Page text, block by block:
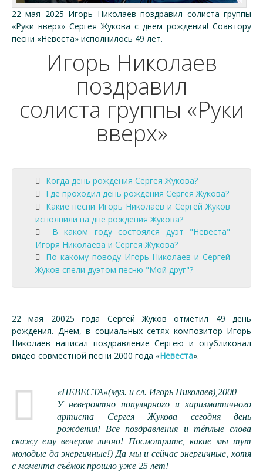
22 мая 2025 Игорь Николаев поздравил солиста группы
«Руки вверх» Сергея Жукова с днем рождения! Соавтору
песни «Невеста» исполнилось 49 лет.
Игорь Николаев
поздравил
солиста группы «Руки
вверх»
Когда день рождения Сергея Жукова?
Где проходил день рождения Сергея Жукова?
Какие песни Игорь Николаев и Сергей Жуков
исполнили на дне рождения Жукова?
В каком году состоялся дуэт "Невеста"
Игоря Николаева и Сергея Жукова?
По какому поводу Игорь Николаев и Сергей
Жуков спели дуэтом песню "Мой друг"?
22 мая 20025 года Сергей Жуков отметил 49 день
рождения. Днем, в социальных сетях композитор Игорь
Николаев написал поздравление Сергею и опубликовал
видео совместной песни 2000 года «Невеста».
«НЕВЕСТА»(муз. и сл. Игорь Николаев),2000
У невероятно популярного и харизматичного
артиста Сергея Жукова сегодня день
рождения! Все поздравления и тёплые слова
скажу ему вечером лично! Посмотрите, какие мы тут
молодые да энергичные!) Да мы и сейчас энергичные, хотя
с момента съёмок прошло уже 25 лет!